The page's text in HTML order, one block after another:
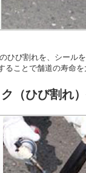
ひび割れを、シール
ことで舗道の寿命を
（ひび割れ